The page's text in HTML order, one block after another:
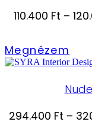
110.400 Ft –
Megnézem
294.400 Ft –